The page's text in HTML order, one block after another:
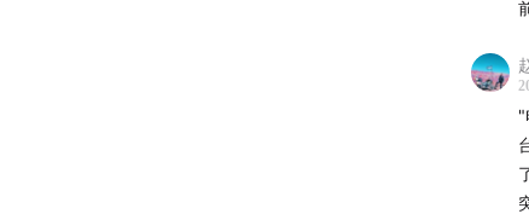
38:47
建议
训练
"